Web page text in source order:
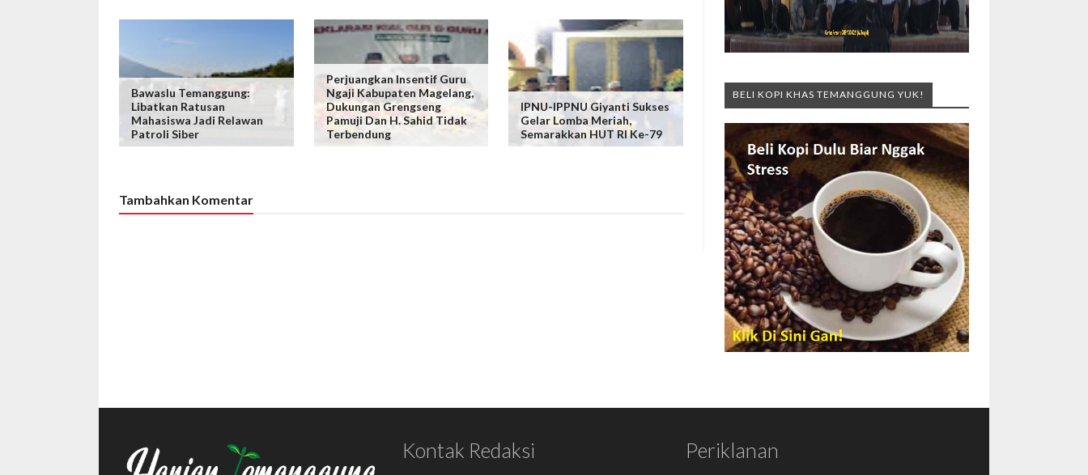
Bawaslu Temanggung:
Libatkan Ratusan
Mahasiswa Jadi Relawan
Patroli Siber
Perjuangkan Insentif Guru
Ngaji Kabupaten Magelang,
Dukungan Grengseng
Pamuji Dan H. Sahid Tidak
Terbendung
IPNU-IPPNU Giyanti Sukses
Gelar Lomba Meriah,
Semarakkan HUT RI Ke-79
Tambahkan Komentar
BELI KOPI KHAS TEMANGGUNG YUK!
Kontak Redaksi Periklanan